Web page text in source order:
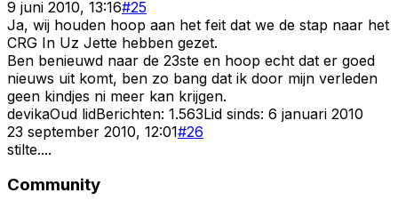
9 juni 2010, 13:16#25
Ja, wij houden hoop aan het feit dat we de stap naar het
CRG In Uz Jette hebben gezet.
Ben benieuwd naar de 23ste en hoop echt dat er goed
nieuws uit komt, ben zo bang dat ik door mijn verleden
geen kindjes ni meer kan krijgen.
devikaOud lidBerichten: 1.563Lid sinds: 6 januari 2010
23 september 2010, 12:01#26
stilte....
Community